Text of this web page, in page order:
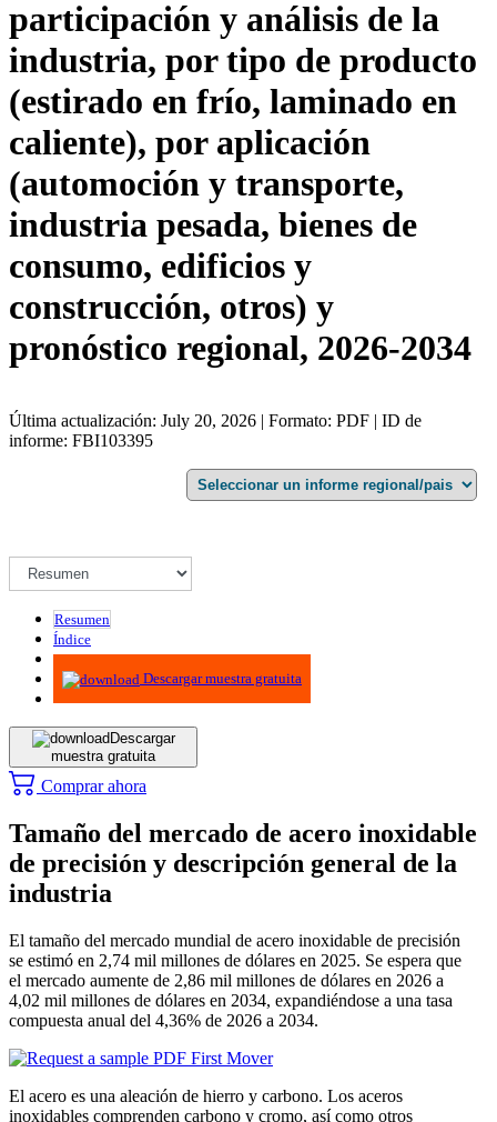
participación y análisis de la
industria, por tipo de producto
(estirado en frío, laminado en
caliente), por aplicación
(automoción y transporte,
industria pesada, bienes de
consumo, edificios y
construcción, otros) y
pronóstico regional, 2026-2034
Última actualización: July 20, 2026 | Formato: PDF | ID de
informe: FBI103395
Resumen
Índice
Metodología
Descargar muestra gratuita
Descargar
muestra gratuita
Comprar ahora
Tamaño del mercado de acero inoxidable
de precisión y descripción general de la
industria
El tamaño del mercado mundial de acero inoxidable de precisión
se estimó en 2,74 mil millones de dólares en 2025. Se espera que
el mercado aumente de 2,86 mil millones de dólares en 2026 a
4,02 mil millones de dólares en 2034, expandiéndose a una tasa
compuesta anual del 4,36% de 2026 a 2034.
El acero es una aleación de hierro y carbono. Los aceros
inoxidables comprenden carbono y cromo, así como otros